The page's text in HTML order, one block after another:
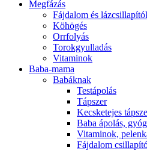
Megfázás
Fájdalom és
Köhögés
Orrfolyás
Torokgyulladás
Vitaminok
Baba-mama
Babáknak
Testápolás
Tápszer
Kecsketejes
Baba ápolás,
Vitaminok,
Fájdalom